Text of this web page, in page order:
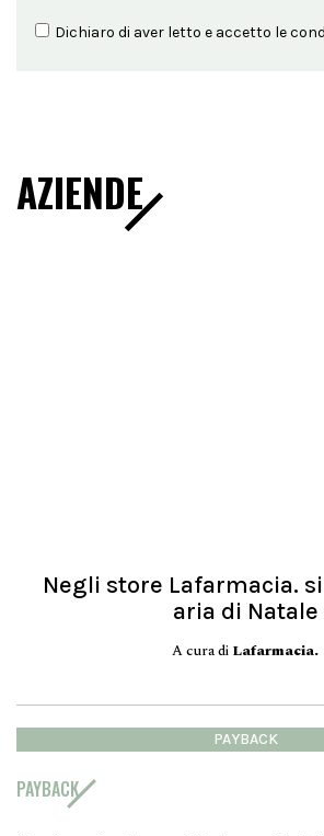
Dichiaro di aver letto e accetto le
AZIENDE
Negli store Lafarmacia.
aria di Natale
A cura di Lafarmacia.
PAYBACK
PAYBACK